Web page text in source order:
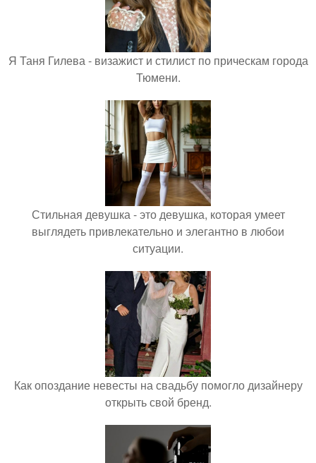
Я Таня Гилева - визажист и стилист по прическам города
Тюмени.
Стильная девушка - это девушка, которая умеет
выглядеть привлекательно и элегантно в любои
ситуации.
Как опоздание невесты на свадьбу помогло дизайнеру
открыть свой бренд.